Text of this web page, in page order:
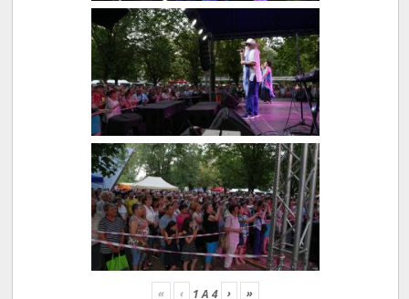
« ‹ 1A 4 › »